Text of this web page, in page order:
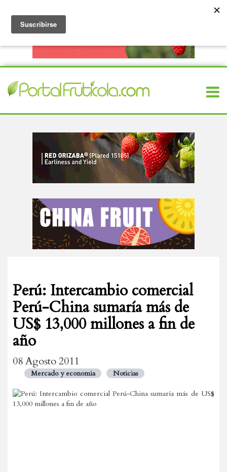
Perú: Intercambio comercial
Perú-China sumaría más de
US$ 13,000 millones a fin de
año
08 Agosto 2011
Mercado y economia Noticias